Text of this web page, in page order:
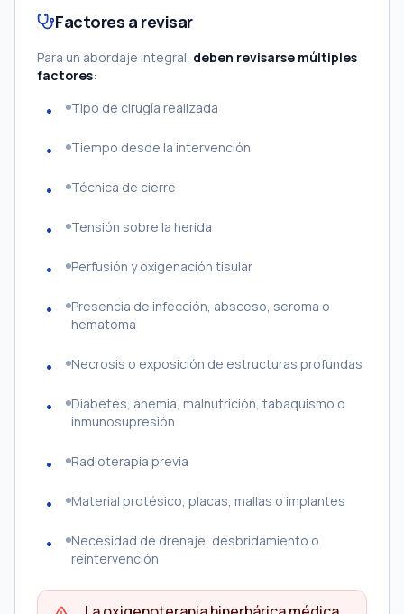
Factores a revisar
Para un abordaje integral, deben revisarse múltiples
factores:
Tipo de cirugía realizada
Tiempo desde la intervención
Técnica de cierre
Tensión sobre la herida
Perfusión y oxigenación tisular
Presencia de infección, absceso, seroma o
hematoma
Necrosis o exposición de estructuras profundas
Diabetes, anemia, malnutrición, tabaquismo o
inmunosupresión
Radioterapia previa
Material protésico, placas, mallas o implantes
Necesidad de drenaje, desbridamiento o
reintervención